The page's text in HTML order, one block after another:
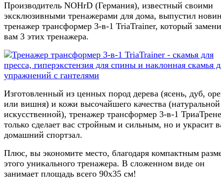
Производитель NOHrD (Германия), известный своими
эксклюзивными тренажерами для дома, выпустил
тренажер трансформер 3-в-1 TriaTrainer, который
вам 3 этих тренажера.
Изготовленный из ценных пород дерева (ясень, дуб,
или вишня) и кожи высочайшего качества
искусственной), тренажер трансформер 3-в-1
только сделает вас стройным и сильным, но и украсит
домашний спортзал.
Плюс, вы экономите место, благодаря компактным
этого уникального тренажера. В сложенном виде он
занимает площадь всего 90х35 см!